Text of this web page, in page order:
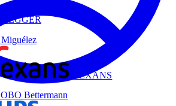
MEGGER
Miguélez
NEXANS
OBO Bettermann